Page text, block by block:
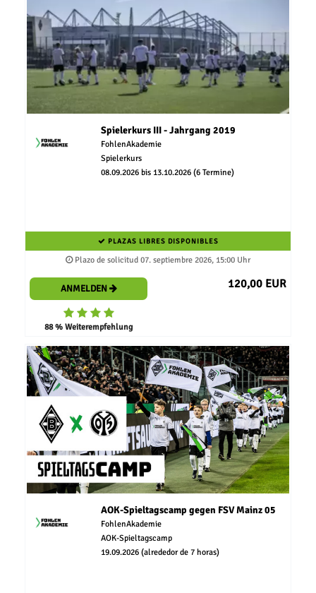
Spielerkurs III - Jahrgang 2019
FohlenAkademie
Spielerkurs
08.09.2026 bis 13.10.2026 (6 Termine)
PLAZAS LIBRES DISPONIBLES
Plazo de solicitud 07. septiembre 2026, 15:00 Uhr
ANMELDEN
88 % Weiterempfehlung
120,00 EUR
AOK-Spieltagscamp gegen FSV Mainz 05
FohlenAkademie
AOK-Spieltagscamp
19.09.2026 (alrededor de 7 horas)